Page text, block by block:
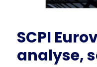
SCPI
analyse,